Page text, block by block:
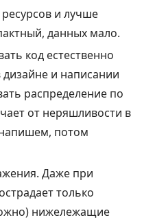
и лучше
данных мало.
код естественно
и написании
распределение по
от неряшливости в
напишем, потом
Даже при
только
нижележащие